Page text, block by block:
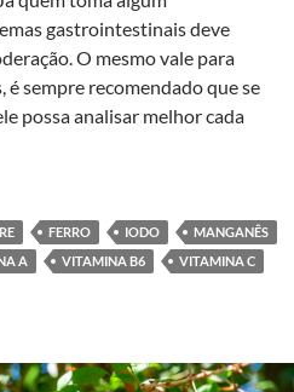
gastrointestinais deve
O mesmo vale para
é sempre recomendado que se
possa analisar melhor cada
FERRO IODO
MANGANÊS
A VITAMINA B6
VITAMINA C